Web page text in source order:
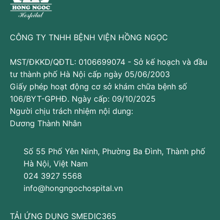
Biến chứng điều trị các bệnh lý có liên
quan
Biến chứng các bệnh do dùng thuốc chống viêm,
suy thận, xuất huyết tiêu hóa…
Biến chứng do dùng colchicin: Gây tiêu chảy cấp,
đặc biệt khi dùng quá liều.
Biến chứng do dị ứng thuốc: Bệnh nhân bị gút
thường có cơ địa nhạy cảm, rất dễ bị dị ứng. Thậm
chí có trường hợp dị ứng với cả các thuốc
Biến chứng do dùng corticoid: Loãng xương, đái
tháo đường, tăng huyết áp, hội chứng Cushing do
thuốc…
Biến chứng do dùng thuốc nam, thuốc bắc, thuốc
CÔNG TY TNHH BỆNH VIỆN HỒNG NGỌC
MST/ĐKKD/QĐTL: 0106699074 - Sở kế hoạch và đầu
tư thành phố Hà Nội cấp ngày 05/06/2003
Giấy phép hoạt động cơ sở khám chữa bệnh số
106/BYT-GPHĐ. Ngày cấp: 09/10/2025
Người chịu trách nhiệm nội dung:
Dương Thành Nhân
Số 55 Phố Yên Ninh, Phường Ba Đình, Thành phố
Hà Nội, Việt Nam
024 3927 5568
info@hongngochospital.vn
TẢI ỨNG DỤNG SMEDIC365